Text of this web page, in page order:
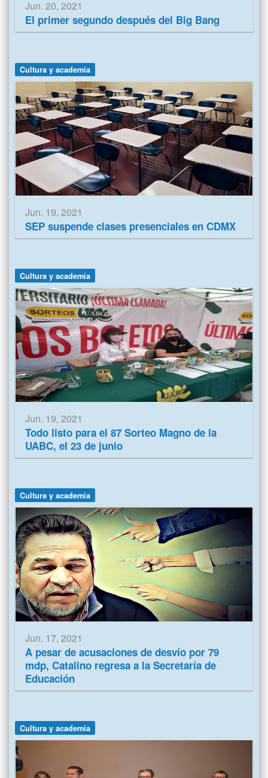
Jun. 20, 2021
El primer segundo después del Big Bang
Cultura y academia
Jun. 19, 2021
SEP suspende clases presenciales en CDMX
Cultura y academia
Jun. 19, 2021
Todo listo para el 87 Sorteo Magno de la
UABC, el 23 de junio
Cultura y academia
Jun. 17, 2021
A pesar de acusaciones de desvío por 79
mdp, Catalino regresa a la Secretaría de
Educación
Cultura y academia